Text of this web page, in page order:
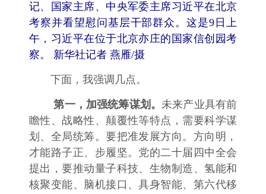
记、国家主席、中央军委主席习近平在北京
考察并看望慰问基层干部群众。这是9日上
午，习近平在位于北京亦庄的国家信创园考
察。 新华社记者 燕雁/摄
下面，我强调几点。
第一，加强统筹谋划。未来产业具有前
瞻性、战略性、颠覆性等特点，需要科学谋
划、全局统筹。要把准发展方向。方向明，
才能路子正、步履坚。党的二十届四中全会
提出，要推动量子科技、生物制造、氢能和
核聚变能、脑机接口、具身智能、第六代移